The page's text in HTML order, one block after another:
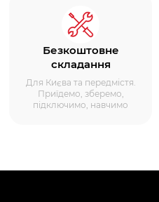
Безкоштовне
складання
Для Києва та передмістя.
Приїдемо, зберемо,
підключимо, навчимо